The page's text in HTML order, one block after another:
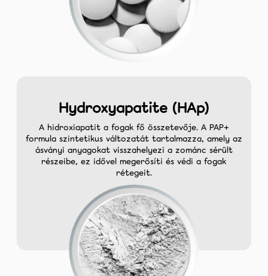
Hydroxyapatite (HAp)
A hidroxiapatit a fogak fő összetevője. A PAP+
formula szintetikus változatát tartalmazza, amely az
ásványi anyagokat visszahelyezi a zománc sérült
részeibe, ez idővel megerősíti és védi a fogak
rétegeit.